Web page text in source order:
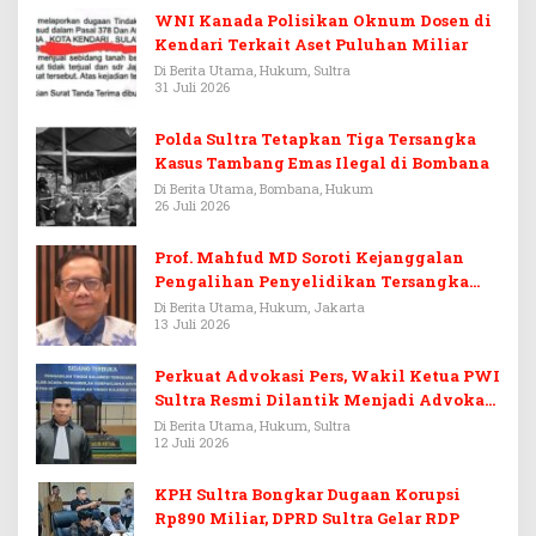
WNI Kanada Polisikan Oknum Dosen di
Kendari Terkait Aset Puluhan Miliar
Di Berita Utama, Hukum, Sultra
31 Juli 2026
Polda Sultra Tetapkan Tiga Tersangka
Kasus Tambang Emas Ilegal di Bombana
Di Berita Utama, Bombana, Hukum
26 Juli 2026
Prof. Mahfud MD Soroti Kejanggalan
Pengalihan Penyelidikan Tersangka
Febrie Adriansyah
Di Berita Utama, Hukum, Jakarta
13 Juli 2026
Perkuat Advokasi Pers, Wakil Ketua PWI
Sultra Resmi Dilantik Menjadi Advokat
PERADI
Di Berita Utama, Hukum, Sultra
12 Juli 2026
KPH Sultra Bongkar Dugaan Korupsi
Rp890 Miliar, DPRD Sultra Gelar RDP